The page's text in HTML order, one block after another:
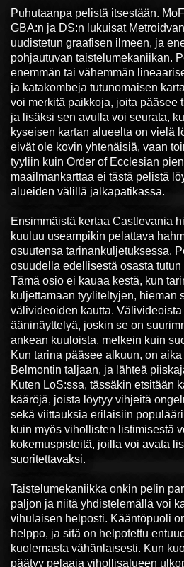
Puhutaanpa pelistä itsestään.
GBA:n ja DS:n lukuisat
uudistetun graafisen ilmeen, ja
pohjautuvan taistelumekaniikan.
enemmän tai vähemmän
ja katakombeja tutunomaisen
voi merkitä paikkoja, joita pääsee
ja lisäksi sen avulla voi seurata,
kyseisen kartan alueelta on vielä
eivät ole kovin yhtenäisiä, vaan
tyyliin kuin Order of Ecclesian
maailmankarttaa ei tästä pelistä
alueiden välillä jalkapatikassa.
Ensimmäistä kertaa Castlevania
kuuluu useampikin pelattava
osuutensa tarinankuljetuksessa.
osuudella edellisestä osasta
Tämä osio ei kauaa kestä, kun
kuljettamaan tyyliteltyjen, hieman
välivideoiden kautta.
ääninäyttelyä, joskin se on
ankean kuuloista, melkein kuin
Kun tarina pääsee alkuun, on
Belmontin taljaan, ja lähteä
Kuten LoS:ssa, tässäkin etsitään
kääröjä, joista löytyy vihjeitä
sekä viittauksia erilaisiin
kuin myös vihollisten listimisestä
kokemuspisteitä, joilla voi avata
suoritettavaksi.
Taistelumekaniikka onkin pelin
paljon ja niitä yhdistelemällä voi
vihulaisen helposti. Kääntöpuoli
helppo, ja sitä on helpotettu
kuolemasta vähänlaisesti. Kun
päätyy pelaaja vihollisalueen